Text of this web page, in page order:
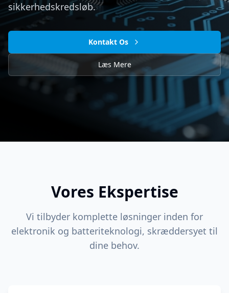
sikkerhedskredsløb.
Kontakt Os
Læs Mere
Vores Ekspertise
Vi tilbyder komplette løsninger inden for
elektronik og batteriteknologi, skræddersyet til
dine behov.